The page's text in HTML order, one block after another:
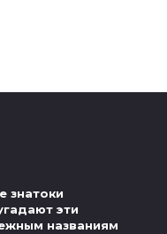
знатоки
эти
названиям